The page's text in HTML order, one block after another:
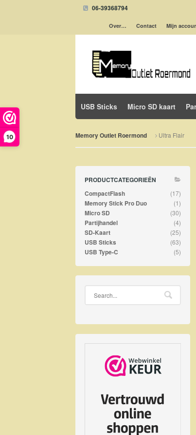
10
06-39368794
Over… Contact Mijn
USB Sticks Micro SD kaart
Memory Outlet Roermond Ultra Flair
PRODUCTCATEGORIEËN
CompactFlash
(17)
Memory Stick Pro Duo
(1)
Micro SD
(30)
Partijhandel
(4)
SD-Kaart
(25)
USB Sticks
(63)
USB Type-C
(5)